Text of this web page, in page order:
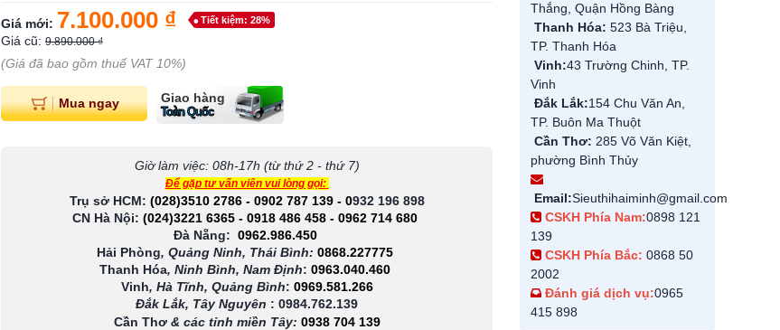
Giá mới: 7.100.000 ₫ Tiết kiệm: 28%
Giá cũ: 9.890.000 ₫
(Giá đã bao gồm thuế VAT 10%)
Mua ngay Giao hàng
Toàn Quốc
Giờ làm việc: 08h-17h (từ thứ 2 - thứ 7)
Để gặp tư vấn viên vui lòng gọi:
Trụ sở HCM: (028)3510 2786 - 0902 787 139- 0932 196 898
CN Hà Nội: (024)3221 6365 - 0918 486 458 - 0962 714 680
Đà Nẵng: 0962.986.450
Hải Phòng, Quảng Ninh, Thái Bình: 0868.227775
Thanh Hóa, Ninh Bình, Nam Định: 0963.040.460
Vinh, Hà Tĩnh, Quảng Bình: 0969.581.266
Đắk Lắk, Tây Nguyên : 0984.762.139
Cần Thơ & các tỉnh miền Tây: 0938 704 139
Thắng, Quận Hồng Bàng
Thanh Hóa: 523 Bà Triệu,
TP. Thanh Hóa
Vinh:43 Trường Chinh, TP.
Vinh
Đắk Lắk:154 Chu Văn An,
TP. Buôn Ma Thuột
Cần Thơ: 285 Võ Văn Kiệt,
phường Bình Thủy
Email:Sieuthihaiminh@gmail.com
CSKH Phía Nam:0898 121
139
CSKH Phía Bắc: 0868 50
2002
Đánh giá dịch vụ:0965
415 898